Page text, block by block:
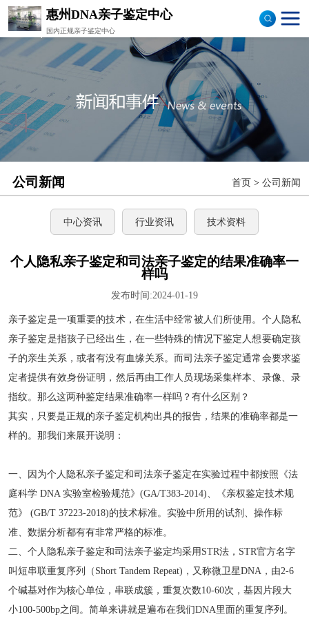
惠州DNA亲子鉴定中心
国内正规亲子鉴定中心
公司新闻 首页 > 公司新闻
中心资讯 行业资讯 技术资料
个人隐私亲子鉴定和司法亲子鉴定的结果准确率一
样吗
发布时间:2024-01-19
亲子鉴定是一项重要的技术，在生活中经常被人们所使用。个人隐私
亲子鉴定是指孩子已经出生，在一些特殊的情况下鉴定人想要确定孩
子的亲生关系，或者有没有血缘关系。而司法亲子鉴定通常会要求鉴
定者提供有效身份证明，然后再由工作人员现场采集样本、录像、录
指纹。那么这两种鉴定结果准确率一样吗？有什么区别？
其实，只要是正规的亲子鉴定机构出具的报告，结果的准确率都是一
样的。那我们来展开说明：
一、因为个人隐私亲子鉴定和司法亲子鉴定在实验过程中都按照《法
庭科学 DNA 实验室检验规范》(GA/T383-2014)、《亲权鉴定技术规
范》 (GB/T 37223-2018)的技术标准。实验中所用的试剂、操作标
准、数据分析都有有非常严格的标准。
二、个人隐私亲子鉴定和司法亲子鉴定均采用STR法，STR官方名字
叫短串联重复序列（Short Tandem Repeat)，又称微卫星DNA，由2-6
个碱基对作为核心单位，串联成簇，重复次数10-60次，基因片段大
小100-500bp之间。简单来讲就是遍布在我们DNA里面的重复序列。
司法亲子鉴定
隐私亲子鉴定
孕期亲子鉴定
落户亲子鉴定
样本采集